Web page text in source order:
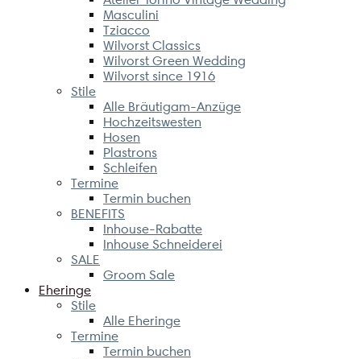
Masculini
Tziacco
Wilvorst Classics
Wilvorst Green Wedding
Wilvorst since 1916
Stile
Alle Bräutigam-Anzüge
Hochzeitswesten
Hosen
Plastrons
Schleifen
Termine
Termin buchen
BENEFITS
Inhouse-Rabatte
Inhouse Schneiderei
SALE
Groom Sale
Eheringe
Stile
Alle Eheringe
Termine
Termin buchen